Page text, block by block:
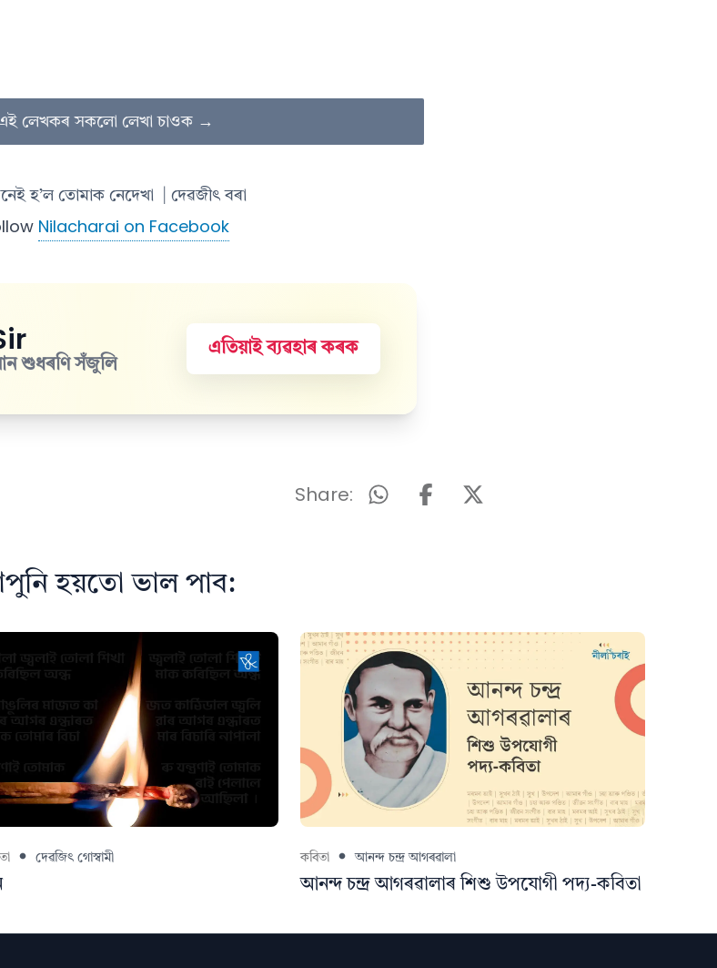
লেখকৰ সকলো লেখা চাওক →
হ’ল তোমাক নেদেখা | দেৱজীৎ বৰা
Nilacharai on Facebook
শুধৰণি সঁজুলি
এতিয়াই ব্যৱহাৰ কৰক
Share:
হয়তো ভাল পাব:
দেৱজিৎ গোস্বামী কবিতা আনন্দ চন্দ্ৰ আগৰৱালা
আনন্দ চন্দ্ৰ আগৰৱালাৰ শিশু উপযোগী পদ্য-কবিতা